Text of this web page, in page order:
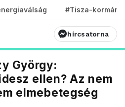
#Tisza-kormány
hírcsatorna
György:
ellen? Az nem
elmebetegség